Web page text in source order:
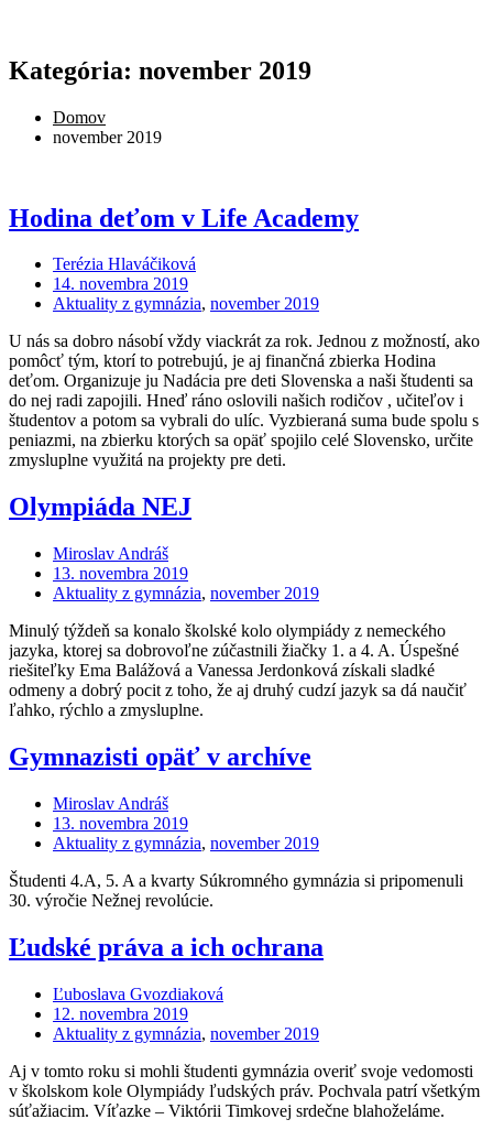
Kategória: november 2019
Domov
november 2019
Hodina deťom v Life Academy
Terézia Hlaváčiková
14. novembra 2019
Aktuality z gymnázia, november 2019
U nás sa dobro násobí vždy viackrát za rok. Jednou z možností, ako
pomôcť tým, ktorí to potrebujú, je aj finančná zbierka Hodina
deťom. Organizuje ju Nadácia pre deti Slovenska a naši študenti sa
do nej radi zapojili. Hneď ráno oslovili našich rodičov , učiteľov i
študentov a potom sa vybrali do ulíc. Vyzbieraná suma bude spolu s
peniazmi, na zbierku ktorých sa opäť spojilo celé Slovensko, určite
zmysluplne využitá na projekty pre deti.
Olympiáda NEJ
Miroslav Andráš
13. novembra 2019
Aktuality z gymnázia, november 2019
Minulý týždeň sa konalo školské kolo olympiády z nemeckého
jazyka, ktorej sa dobrovoľne zúčastnili žiačky 1. a 4. A. Úspešné
riešiteľky Ema Balážová a Vanessa Jerdonková získali sladké
odmeny a dobrý pocit z toho, že aj druhý cudzí jazyk sa dá naučiť
ľahko, rýchlo a zmysluplne.
Gymnazisti opäť v archíve
Miroslav Andráš
13. novembra 2019
Aktuality z gymnázia, november 2019
Študenti 4.A, 5. A a kvarty Súkromného gymnázia si pripomenuli
30. výročie Nežnej revolúcie.
Ľudské práva a ich ochrana
Ľuboslava Gvozdiaková
12. novembra 2019
Aktuality z gymnázia, november 2019
Aj v tomto roku si mohli študenti gymnázia overiť svoje vedomosti
v školskom kole Olympiády ľudských práv. Pochvala patrí všetkým
súťažiacim. Víťazke – Viktórii Timkovej srdečne blahoželáme.